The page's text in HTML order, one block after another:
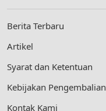
Berita Terbaru
Artikel
Syarat dan Ketentuan
Kebijakan Pengembalian
Kontak Kami